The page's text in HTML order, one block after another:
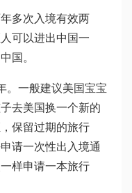
多次入境有效两
可以进出中国一
国。
。一般建议美国宝宝
去美国换一个新的
保留过期的旅行
请一次性出入境通
样申请一本旅行